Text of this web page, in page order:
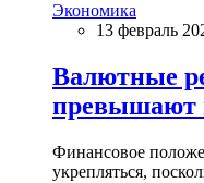
Экономика
13 февраль
Валютные
превышают
Финансовое
укрепляться,